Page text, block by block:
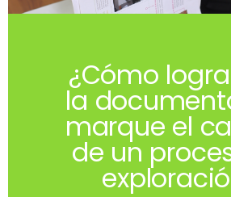
¿Cómo
la
marque el
de un